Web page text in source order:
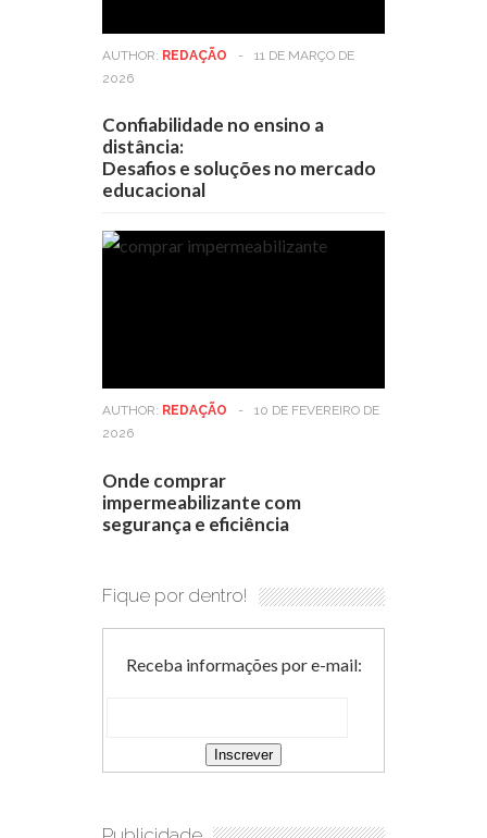
AUTHOR: REDAÇÃO -
11 DE MARÇO DE
2026
Confiabilidade no ensino a
distância:
Desafios e soluções no mercado
educacional
AUTHOR: REDAÇÃO -
10 DE FEVEREIRO DE
2026
Onde comprar
impermeabilizante com
segurança e eficiência
Fique por dentro!
Receba informações por e-mail: